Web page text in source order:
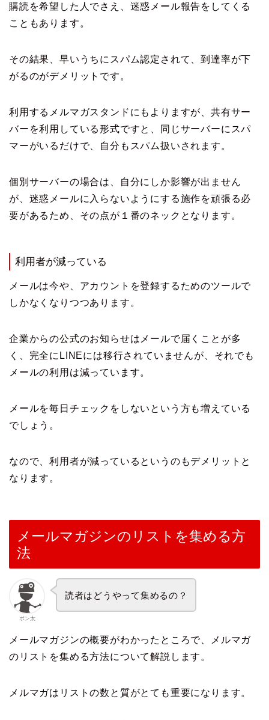
購読を希望した人でさえ、迷惑メール報告をしてくる
こともあります。
その結果、早いうちにスパム認定されて、到達率が下
がるのがデメリットです。
利用するメルマガスタンドにもよりますが、共有サー
バーを利用している形式ですと、同じサーバーにスパ
マーがいるだけで、自分もスパム扱いされます。
個別サーバーの場合は、自分にしか影響が出ません
が、迷惑メールに入らないようにする施作を頑張る必
要があるため、その点が１番のネックとなります。
利用者が減っている
メールは今や、アカウントを登録するためのツールで
しかなくなりつつあります。
企業からの公式のお知らせはメールで届くことが多
く、完全にLINEには移行されていませんが、それでも
メールの利用は減っています。
メールを毎日チェックをしないという方も増えている
でしょう。
なので、利用者が減っているというのもデメリットと
なります。
メールマガジンのリストを集める方
法
ポン太
読者はどうやって集めるの？
メールマガジンの概要がわかったところで、メルマガ
のリストを集める方法について解説します。
メルマガはリストの数と質がとても重要になります。